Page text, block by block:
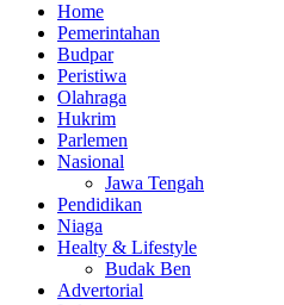
Home
Pemerintahan
Budpar
Peristiwa
Olahraga
Hukrim
Parlemen
Nasional
Jawa Tengah
Pendidikan
Niaga
Healty & Lifestyle
Budak Ben
Advertorial